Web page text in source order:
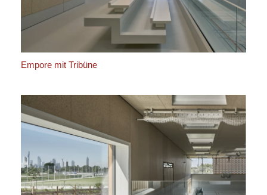
Empore mit Tribüne